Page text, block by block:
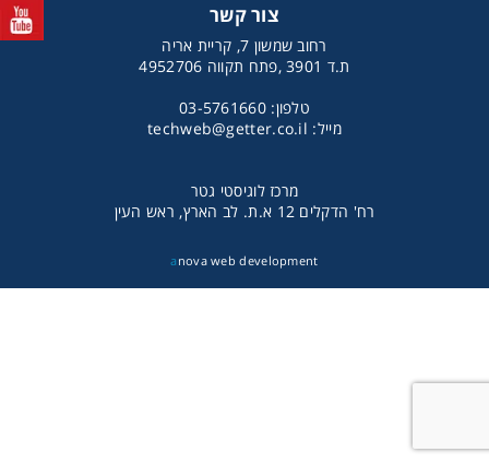
צור קשר
רחוב שמשון 7, קריית אריה
ת.ד 3901 ,פתח תקווה 4952706
טלפון: 03-5761660
מייל: techweb@getter.co.il
מרכז לוגיסטי גטר
רח' הדקלים 12 א.ת. לב הארץ, ראש העין
a nova web development
אני מאשר קבלת חומרים פרסומים מגטר
תוכנת עריכת וידאו ושמע